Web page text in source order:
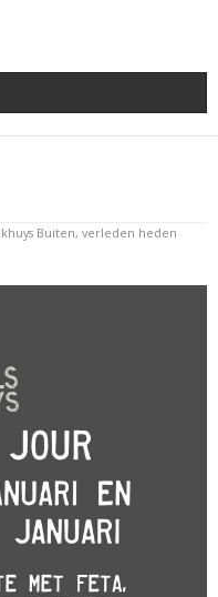
Buiten, verleden heden